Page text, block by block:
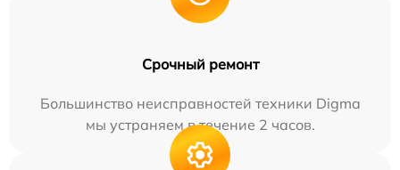
Срочный ремонт
Большинство неисправностей техники Digma
мы устраняем в течение 2 часов.